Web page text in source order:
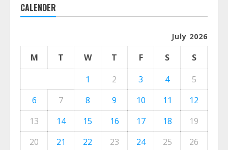
CALENDER
July 2026
M T W T F S
S
1
2 3 4
5
6
7 8 9 10 11
12
13
14 15 16 17 18
19
20
21 22 23 24 25 26